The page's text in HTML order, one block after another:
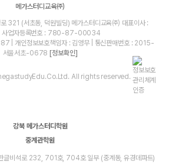
메가스터디교육㈜
321 (서초동, 덕원빌딩) 메가스터디교육㈜ 대표이사 :
| 사업자등록번호 : 780-87-00034
| 개인정보보호책임자 : 김영무 | 통신판매번호 : 2015-
서울서초-0678[정보확인]
All rights reserved.
강북 메가스터디학원
중계관학원
글비석로 232, 701호, 704호 일부 (중계동, 유경데파트)